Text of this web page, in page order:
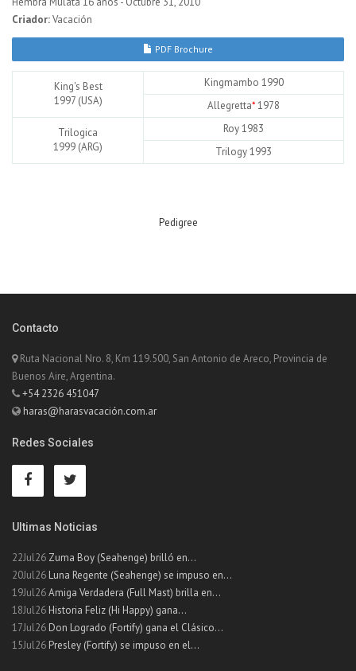
Criador:Vacación
PDF Brochure
King's Best
1997 (USA)
Kingmambo 1990
Allegretta*1978
Trilogica
1999 (ARG)
Roy 1983
Trilogy 1993
Pedigree
Contacto
Ruta Nacional Nro. 8, Km 119.500, San Antonio de Areco, Provincia de
Buenos Aire, Argentina.
+54 2326 451047
haras@harasvacación.com.ar
Redes Sociales
Ultimas Noticias
22Jul26 Zuma Boy (Seahenge) brilló en...
20Jul26 Luna Regente (Seahenge) se impuso en...
19Jul26Amiga Verdadera (Full Mast) brilla en...
18Jul26 Historia Feliz (Hi Happy) gana...
17Jul26 Don Logrado (Fortify) gana el Clásico...
15Jul26 Presley (Fortify) se impuso en el...